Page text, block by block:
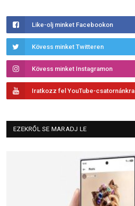
Like-olj minket Facebookon
Kövess minket Twitteren
Kövess minket Instagramon
Iratkozz fel YouTube-csatornánkra
EZEKRŐL SE MARADJ LE